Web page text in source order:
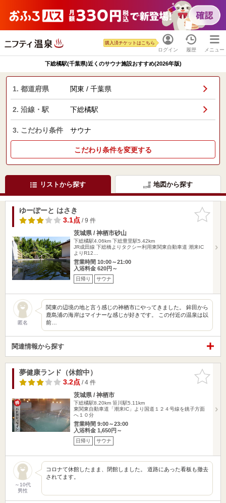
ログイン
購入済チケットはこちら
履歴 メニュー
下総橘駅(千葉県)近くのサウナ施設おすすめ(2026年版)
1. 都道府県 関東 / 千葉県
2. 沿線・駅 下総橘駅
3. こだわり条件 サウナ
こだわり条件を変更する
リストから探す 地図から探す
お気に入
りに追加
ゆーぽーと はさき
3.1点/ 9 件
茨城県 / 神栖市砂山
下総橘駅4.06km 下総豊里駅5.42km
JR成田線 下総橋よりタクシー利用東関東自動車道 潮来IC
よりR12…
営業時間 10:00～21:00
入浴料金 620円～
日帰り サウナ
匿名
関東の辺境の地と言う感じの神栖市にやってきました。 鉾田から
鹿島浦の海岸はマイナーな感じが好きです。 この付近の温泉は以
前…
関連情報から探す
お気に入
りに追加
夢健康ランド（休館中）
3.2点/ 4 件
茨城県 / 神栖市
下総橘駅8.20km 笹川駅5.11km
東関東自動車道「潮来IC」より国道１２４号線を銚子方面
へ１０分
営業時間 9:00～23:00
入浴料金 1,650円～
日帰り サウナ
～10代
男性
コロナて休館したまま、閉館しました。 道路にあった看板も撤去
されてます。